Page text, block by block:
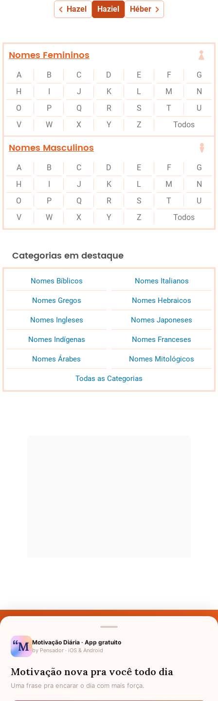
Hazel Haziel Héber
Nomes Femininos
A B C D E F
G
H
J K L M
N
O
P Q R S T
U
V
W X Y Z Todos
Nomes Masculinos
A B C D E F
G
H
J K L M
N
O
P Q R S T
U
V
W X Y Z Todos
Categorias em destaque
Nomes Bíblicos Nomes Italianos
Nomes Gregos Nomes Hebraicos
Nomes Ingleses Nomes Japoneses
Nomes Indígenas Nomes Franceses
Nomes Árabes Nomes Mitológicos
Todas as Categorias
Nomes pelo Mundo
Motivação Diária · App gratuito
by Pensador · iOS & Android
Motivação nova pra você todo dia
Uma frase pra encarar o dia com mais força.